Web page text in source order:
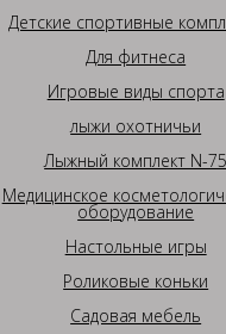
Детские спортивные
Для фитнеса
Игровые виды спорта
лыжи охотничьи
Лыжный комплект N-75
Медицинское
оборудование
Настольные игры
Роликовые коньки
Садовая мебель